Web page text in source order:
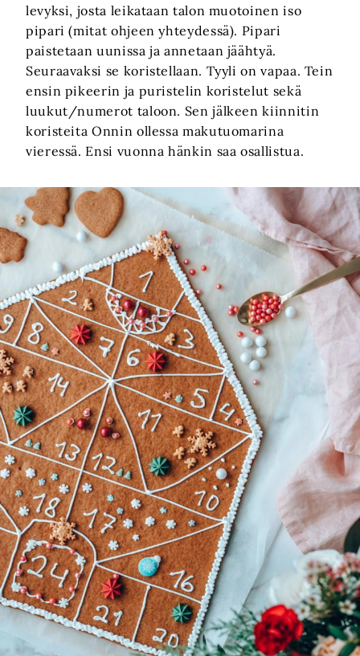
levyksi, josta leikataan talon muotoinen iso
pipari (mitat ohjeen yhteydessä). Pipari
paistetaan uunissa ja annetaan jäähtyä.
Seuraavaksi se koristellaan. Tyyli on vapaa. Tein
ensin pikeerin ja puristelin koristelut sekä
luukut/numerot taloon. Sen jälkeen kiinnitin
koristeita Onnin ollessa makutuomarina
vieressä. Ensi vuonna hänkin saa osallistua.